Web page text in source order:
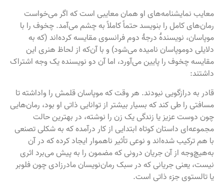
معایب نمایشنامه‌های او همان معایبی است که اگر می‌خواست
رمان‌های کامل را بنویسد حتماً کاملاً به چشم می‌آمد. چخوف را با
موپاسان، نویسندهٔ درجهٔ دوم فرانسوی مقایسه کرده‌اند (که به
دلایلی دوموپاسان نامیده می‌شود) و با آن‌که از لحاظ هنری این
مقایسه چخوف را پایین می‌آورد، اما آن دو نویسنده یک وجه اشتراک
داشتند:
قادر به درازگویی نبودند. هر وقت که موپاسان قلمش را واداشته تا
مسافتی را طی کند که بسیار بیشتر از توانایی ذاتی او بود، رمان‌هایی
چون دوست عزیز یا زندگی یک زن را نوشته، در بهترین حالت
مجموعه‌ای داستان کوتاه ابتدایی از کار درآمده که به شکلی تصنعی
با هم ترکیب شده‌اند و نوعی تأثیر ناهموار ایجاد کرده که در آن
به‌هیچ‌وجه از آن جریان درونی که مضمون را به پیش می‌برد اثری
نیست، یعنی جریانی که در سبک رمان‌نویسان مادرزادی چون فلوبر
یا تالستوی جزء ذاتی است.